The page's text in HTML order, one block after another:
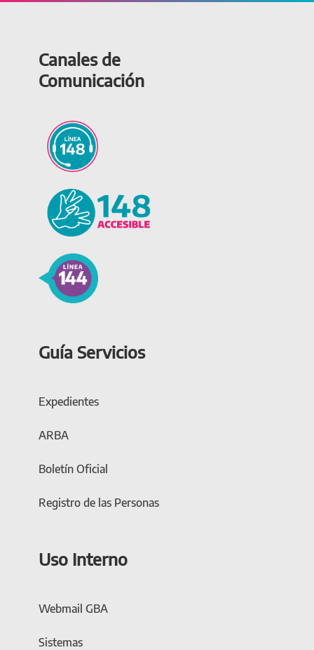
Canales de
Comunicación
Guía Servicios
Expedientes
ARBA
Boletín Oficial
Registro de las Personas
Uso Interno
Webmail GBA
Sistemas